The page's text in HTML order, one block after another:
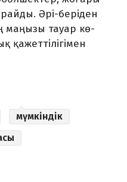
Әрі-беріден
маңызы тауар кө­
қажет­тілігімен
мүмкіндік